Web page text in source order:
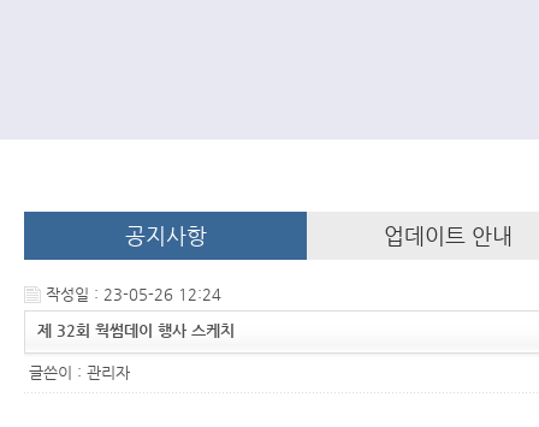
공지사항 업데이트 안내
작성일 : 23-05-26 12:24
제 32회 웍썸데이 행사 스케치
글쓴이 : 관리자